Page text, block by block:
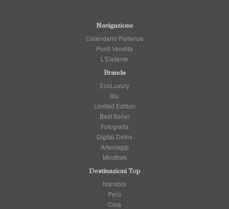
Navigazione
Calendario Partenze
Punti Vendita
L'Elefante
Brands
EcoLuxury
Blu
Limited Edition
Best Seller
Fotografia
Digital Detox
Arteviaggi
Mindtrek
Destinazioni Top
Namibia
Perù
Cina